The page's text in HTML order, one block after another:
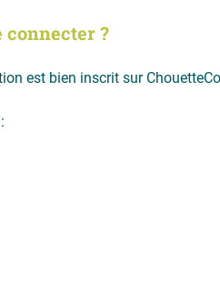
connecter ?
est bien inscrit sur